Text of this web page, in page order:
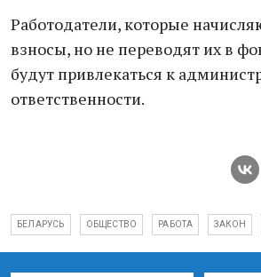
Работодатели, которые
взносы, но не переводят их в
будут привлекаться к
ответственности.
БЕЛАРУСЬ ОБЩЕСТВО РАБОТА ЗАКОН